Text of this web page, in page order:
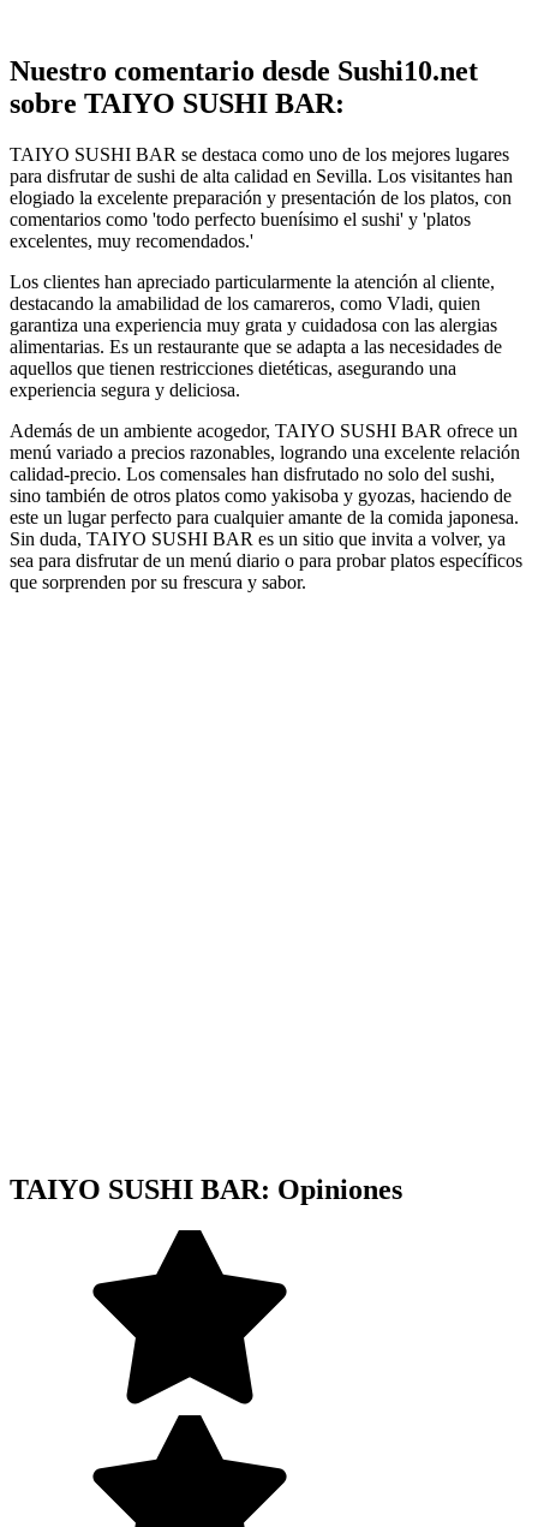
Nuestro comentario desde Sushi10.net
sobre TAIYO SUSHI BAR:
TAIYO SUSHI BAR se destaca como uno de los mejores lugares
para disfrutar de sushi de alta calidad en Sevilla. Los visitantes han
elogiado la excelente preparación y presentación de los platos, con
comentarios como 'todo perfecto buenísimo el sushi' y 'platos
excelentes, muy recomendados.'
Los clientes han apreciado particularmente la atención al cliente,
destacando la amabilidad de los camareros, como Vladi, quien
garantiza una experiencia muy grata y cuidadosa con las alergias
alimentarias. Es un restaurante que se adapta a las necesidades de
aquellos que tienen restricciones dietéticas, asegurando una
experiencia segura y deliciosa.
Además de un ambiente acogedor, TAIYO SUSHI BAR ofrece un
menú variado a precios razonables, logrando una excelente relación
calidad-precio. Los comensales han disfrutado no solo del sushi,
sino también de otros platos como yakisoba y gyozas, haciendo de
este un lugar perfecto para cualquier amante de la comida japonesa.
Sin duda, TAIYO SUSHI BAR es un sitio que invita a volver, ya
sea para disfrutar de un menú diario o para probar platos específicos
que sorprenden por su frescura y sabor.
TAIYO SUSHI BAR: Opiniones